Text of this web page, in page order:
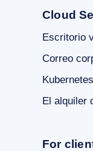
Cloud
Escritorio
Correo
El alquiler
For